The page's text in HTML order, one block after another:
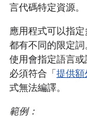
言代碼特定資源。
應用程式可以指定
都有不同的限定
使用會指定語言
必須符合「 提供
式無法編譯。
範例：